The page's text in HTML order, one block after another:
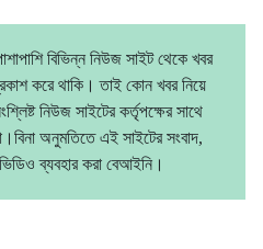
বিভিন্ন নিউজ সাইট থেকে খবর
করে থাকি। তাই কোন খবর নিয়ে
নিউজ সাইটের কর্তৃপক্ষের সাথে
অনুমতিতে এই সাইটের সংবাদ,
ব্যবহার করা বেআইনি।